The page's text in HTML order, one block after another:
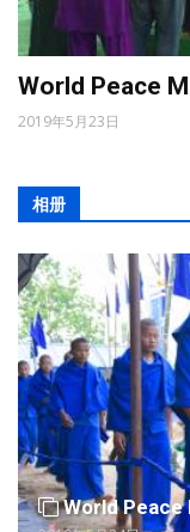
World Peace
2019年5月23日
相册
World Peace